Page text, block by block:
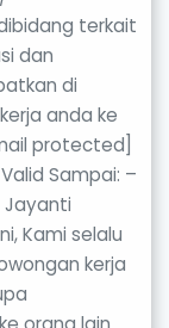
terkait
dan
di
anda ke
protected]
Sampai: –
Jayanti
Kami selalu
kerja